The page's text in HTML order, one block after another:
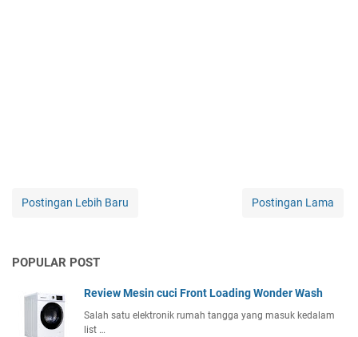
Postingan Lebih Baru Postingan Lama
POPULAR POST
Review Mesin cuci Front Loading Wonder Wash
Salah satu elektronik rumah tangga yang masuk kedalam
list …